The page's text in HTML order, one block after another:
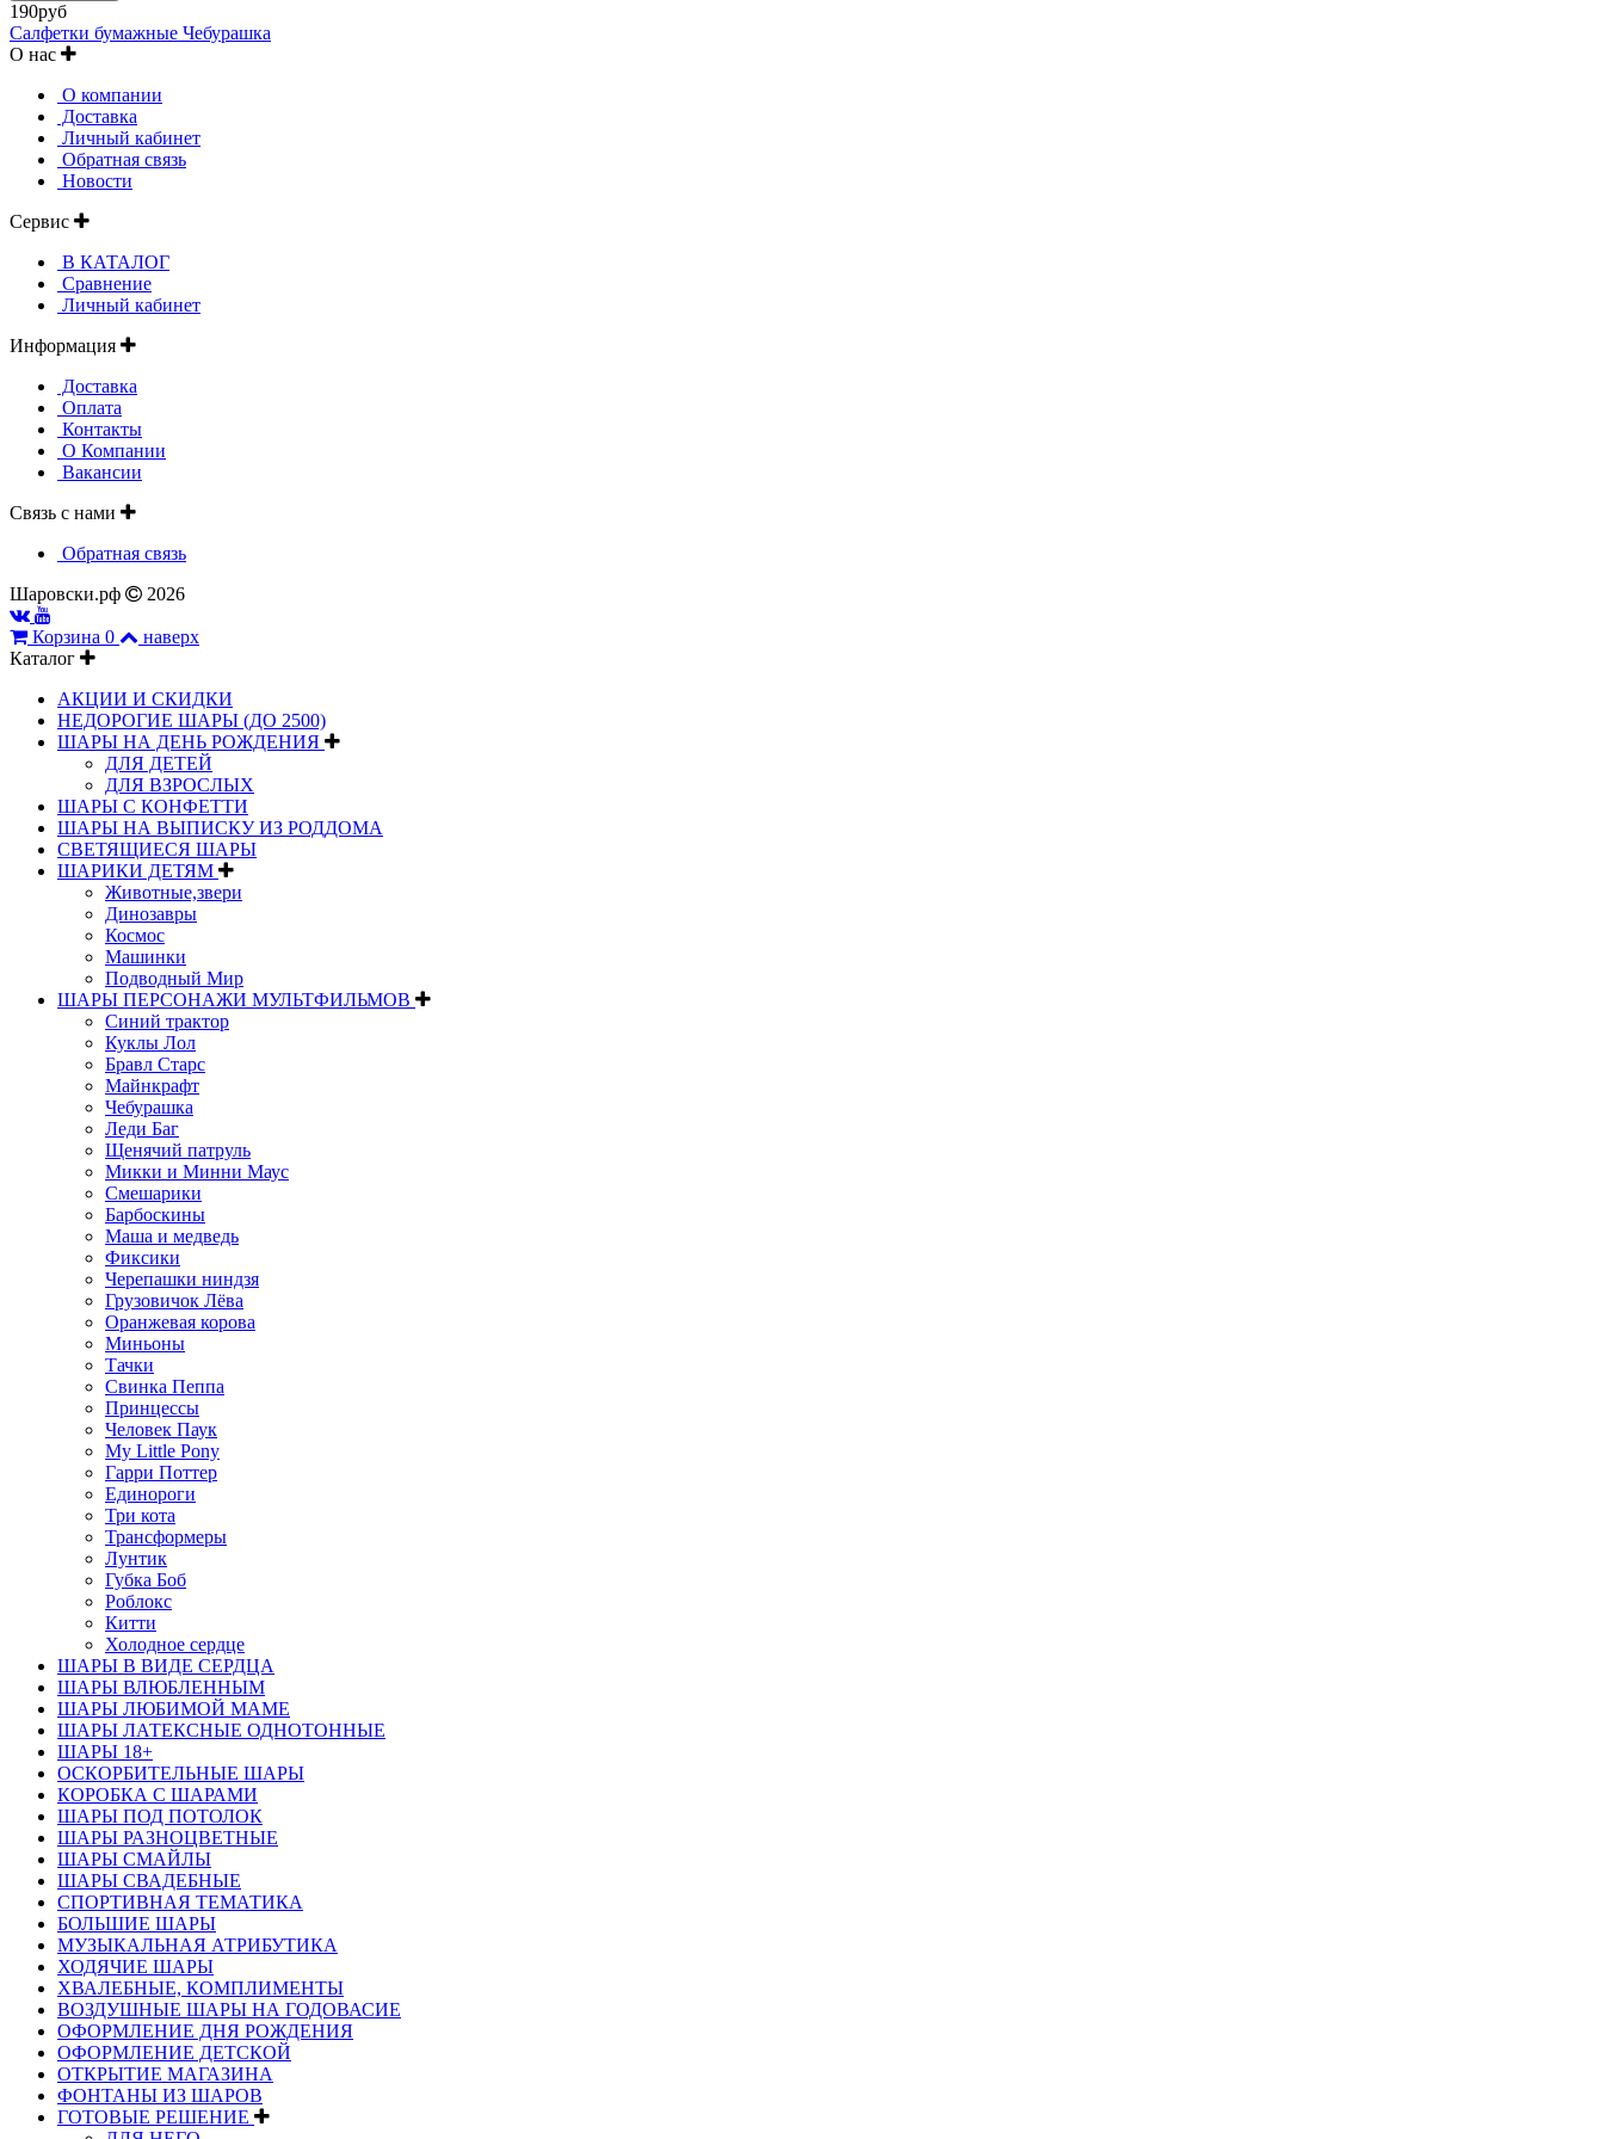
190руб
Салфетки бумажные Чебурашка
О нас
О компании
Доставка
Личный кабинет
Обратная связь
Новости
Сервис
В КАТАЛОГ
Сравнение
Личный кабинет
Информация
Доставка
Оплата
Контакты
О Компании
Вакансии
Связь с нами
Обратная связь
Шаровски.рф
2026
Корзина 0
наверх
Каталог
АКЦИИ И СКИДКИ
НЕДОРОГИЕ ШАРЫ (ДО 2500)
ШАРЫ НА ДЕНЬ РОЖДЕНИЯ
ДЛЯ ДЕТЕЙ
ДЛЯ ВЗРОСЛЫХ
ШАРЫ С КОНФЕТТИ
ШАРЫ НА ВЫПИСКУ ИЗ РОДДОМА
СВЕТЯЩИЕСЯ ШАРЫ
ШАРИКИ ДЕТЯМ
Животные,звери
Динозавры
Космос
Машинки
Подводный Мир
ШАРЫ ПЕРСОНАЖИ МУЛЬТФИЛЬМОВ
Синий трактор
Куклы Лол
Бравл Старс
Майнкрафт
Чебурашка
Леди Баг
Щенячий патруль
Микки и Минни Маус
Смешарики
Барбоскины
Маша и медведь
Фиксики
Черепашки ниндзя
Грузовичок Лёва
Оранжевая корова
Миньоны
Тачки
Свинка Пеппа
Принцессы
Человек Паук
My Little Pony
Гарри Поттер
Единороги
Три кота
Трансформеры
Лунтик
Губка Боб
Роблокс
Китти
Холодное сердце
ШАРЫ В ВИДЕ СЕРДЦА
ШАРЫ ВЛЮБЛЕННЫМ
ШАРЫ ЛЮБИМОЙ МАМЕ
ШАРЫ ЛАТЕКСНЫЕ ОДНОТОННЫЕ
ШАРЫ 18+
ОСКОРБИТЕЛЬНЫЕ ШАРЫ
КОРОБКА С ШАРАМИ
ШАРЫ ПОД ПОТОЛОК
ШАРЫ РАЗНОЦВЕТНЫЕ
ШАРЫ СМАЙЛЫ
ШАРЫ СВАДЕБНЫЕ
СПОРТИВНАЯ ТЕМАТИКА
БОЛЬШИЕ ШАРЫ
МУЗЫКАЛЬНАЯ АТРИБУТИКА
ХОДЯЧИЕ ШАРЫ
ХВАЛЕБНЫЕ, КОМПЛИМЕНТЫ
ВОЗДУШНЫЕ ШАРЫ НА ГОДОВАСИЕ
ОФОРМЛЕНИЕ ДНЯ РОЖДЕНИЯ
ОФОРМЛЕНИЕ ДЕТСКОЙ
ОТКРЫТИЕ МАГАЗИНА
ФОНТАНЫ ИЗ ШАРОВ
ГОТОВЫЕ РЕШЕНИЕ